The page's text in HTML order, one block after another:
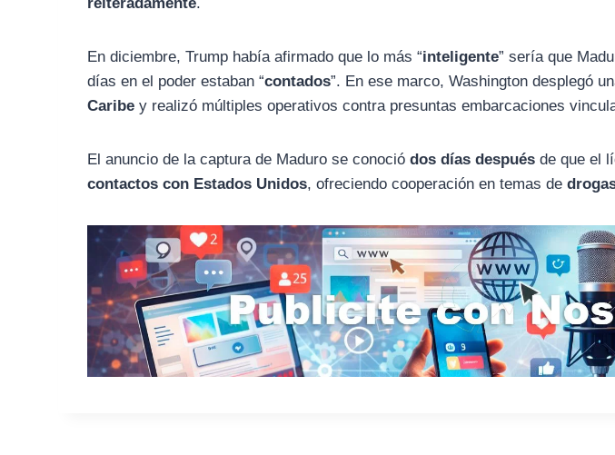
En diciembre, Trump había afirmado que lo más “inteligente” sería que
días en el poder estaban “contados”. En ese marco, Washington desplegó
Caribe y realizó múltiples operativos contra presuntas embarcaciones
El anuncio de la captura de Maduro se conociódos días después de que el
contactos con Estados Unidos, ofreciendo cooperación en temas de